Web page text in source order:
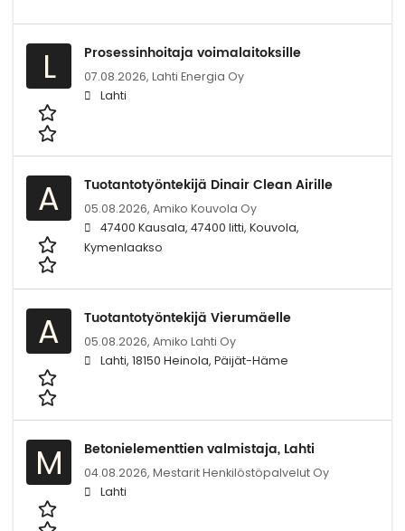
L Prosessinhoitaja voimalaitoksille
07.08.2026, Lahti Energia Oy
Lahti
A Tuotantotyöntekijä Dinair Clean Airille
05.08.2026, Amiko Kouvola Oy
47400 Kausala, 47400 Iitti, Kouvola,
Kymenlaakso
A Tuotantotyöntekijä Vierumäelle
05.08.2026, Amiko Lahti Oy
Lahti, 18150 Heinola, Päijät-Häme
M Betonielementtien valmistaja, Lahti
04.08.2026, Mestarit Henkilöstöpalvelut Oy
Lahti